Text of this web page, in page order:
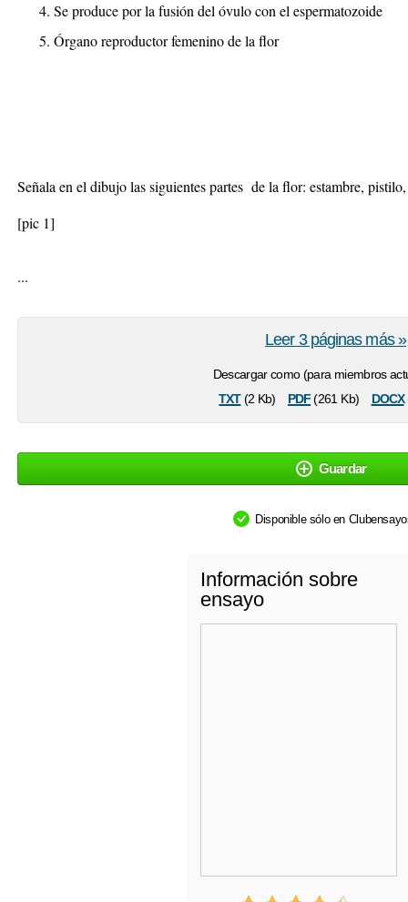
Se produce por la fusión del óvulo con el
Órgano reproductor
Señala en el dibujo las siguientes partes de la flor: estambre,
[pic 1]
...
Descargar como (para miembros
txt(2 Kb) pdf(261 Kb) docx
Leer 3 páginas más »
Guardar
Disponible sólo en
Información sobre
ensayo